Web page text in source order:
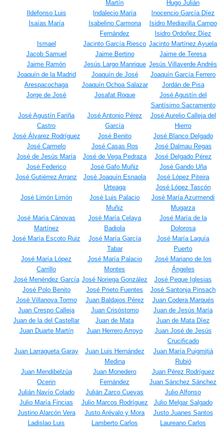
Martín
Hugo Julián
Ildefonso Luis
Indalecio María
Inocencio García Díez
Isaías María
Isabelino Carmona
Fernández
Isidro Mediavilla Campo
Isidro Ordoñez Díez
Ismael
Jacinto García Riesco Jacinto Martínez Ayuela
Jacob Samuel
Jaime Bertino
Jaime de Teresa
Jaime Ramón
Jesús Largo Manrique Jesús Villaverde Andrés
Joaquín de la Madrid
Arespacochaga
Joaquín de José
Joaquín García Ferrero
Joaquín Ochoa Salazar
Jordán de Pisa
Jorge de José
Josafat Roque
José Agustín del
Santísimo Sacramento
José Agustín Fariña
Castro
José Antonio Pérez
García
José Aurelio Calleja del
Hierro
José Álvarez Rodríguez
José Benito
José Blanco Delgado
José Carmelo
José Casas Ros
José Dalmau Regas
José de Jesús María
José de Vega Pedraza
José Delgado Pérez
José Federico
José Gafo Muñiz
José Gando Uña
José Gutiérrez Arranz
José Joaquín Esnaola
Urteaga
José López Piteira
José López Tascón
José Limón Limón
José Luis Palacio
Muñiz
José María Azurmendi
Mugarza
José María Cánovas
Martínez
José María Celaya
Badiola
José María de la
Dolorosa
José María Escoto Ruiz
José María García
Tabar
José María Laguía
Puerto
José María López
Carrillo
José María Palacio
Montes
José Mariano de los
Ángeles
José Menéndez García José Noriega González
José Peque Iglesias
José Polo Benito
José Prieto Fuentes
José Santonja Pinsach
José Villanova Tormo
Juan Baldajos Pérez
Juan Codera Marqués
Juan Crespo Calleja
Juan Crisóstomo
Juan de Jesús María
Juan de la del Castellar
Juan de Mata
Juan de Mata Díez
Juan Duarte Martín
Juan Herrero Arroyo
Juan José de Jesús
Crucificado
Juan Larragueta Garay
Juan Luis Hernández
Medina
Juan María Puigmitjá
Rubió
Juan Mendibelzúa
Ocerin
Juan Monedero
Fernández
Juan Pérez Rodríguez
Juan Sánchez Sánchez
Julián Navío Colado
Julián Zarco Cuevas
Julio Alfonso
Julio María Fincias
Julio Marcos Rodríguez
Julio Melgar Salgado
Justino Alarcón Vera
Justo Arévalo y Mora
Justo Juanes Santos
Ladislao Luis
Lamberto Carlos
Laureano Carlos